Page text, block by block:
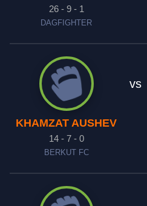
26 - 9 - 1
DAGFIGHTER
KHAMZAT AUSHEV
14 - 7 - 0
BERKUT FC
vs